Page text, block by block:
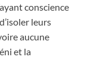
conscience
leurs
aucune
et la